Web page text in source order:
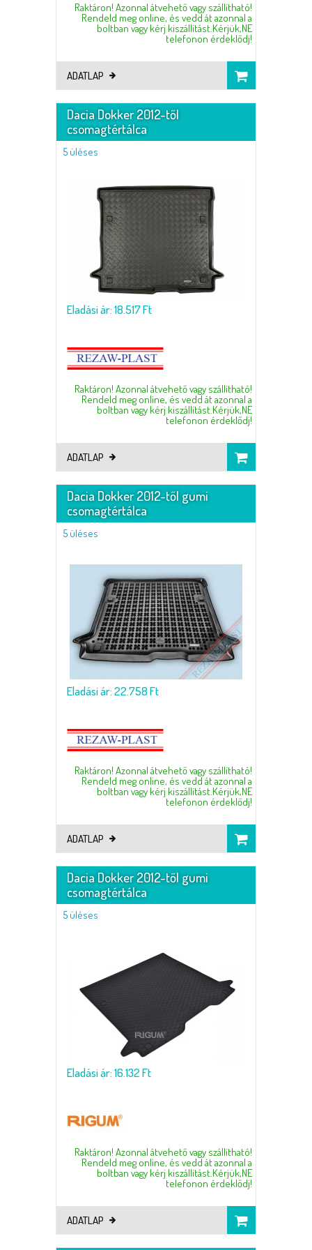
Raktáron! Azonnal átvehető vagy szállítható!
Rendeld meg online, és vedd át azonnal a
boltban vagy kérj kiszállítást.Kérjük,NE
telefonon érdeklődj!
ADATLAP
Dacia Dokker 2012-től
csomagtértálca
5 üléses
Eladási ár: 18.517 Ft
Raktáron! Azonnal átvehető vagy szállítható!
Rendeld meg online, és vedd át azonnal a
boltban vagy kérj kiszállítást.Kérjük,NE
telefonon érdeklődj!
ADATLAP
Dacia Dokker 2012-től gumi
csomagtértálca
5 üléses
Eladási ár: 22.758 Ft
Raktáron! Azonnal átvehető vagy szállítható!
Rendeld meg online, és vedd át azonnal a
boltban vagy kérj kiszállítást.Kérjük,NE
telefonon érdeklődj!
ADATLAP
Dacia Dokker 2012-től gumi
csomagtértálca
5 üléses
Eladási ár: 16.132 Ft
Raktáron! Azonnal átvehető vagy szállítható!
Rendeld meg online, és vedd át azonnal a
boltban vagy kérj kiszállítást.Kérjük,NE
telefonon érdeklődj!
ADATLAP